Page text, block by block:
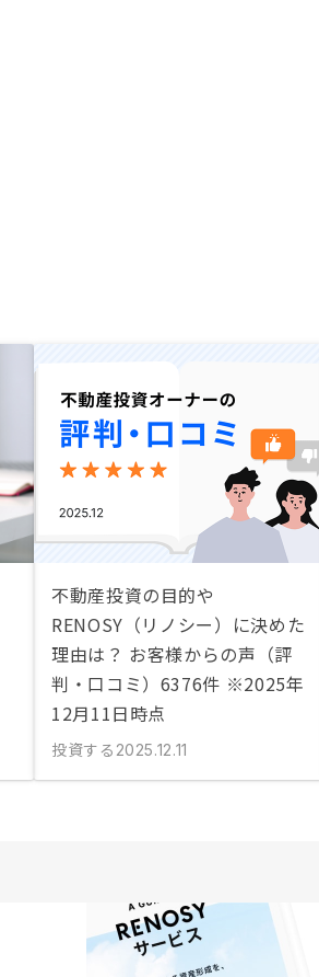
不動産投資の目的や
RENOSY（リノシー）に決めた
理由は？ お客様からの声（評
判・口コミ）6376件 ※2025年
12月11日時点
投資する 2025.12.11